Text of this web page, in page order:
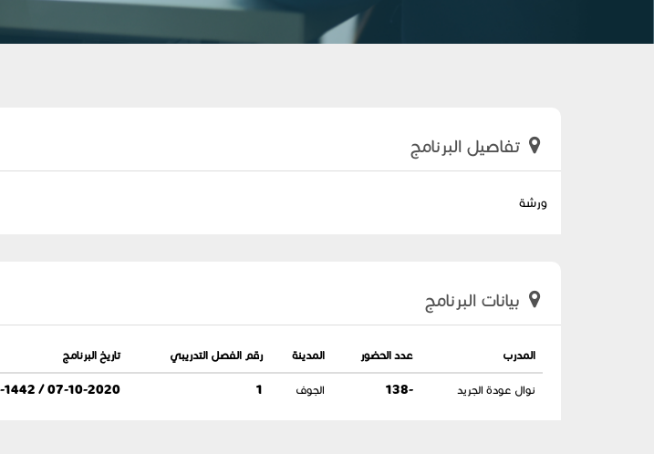
تفاصيل البرنامج
ورشة
بيانات البرنامج
المدرب عدد الحضور المدينة رقم الفصل التدريبي تاريخ البرنامج
نوال عودة الجريد -138 الجوف 1
07-10-2020 / 19-02-1442